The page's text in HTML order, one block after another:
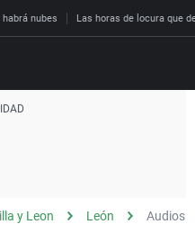
nubes Las horas de locura que
y Leon León
Audios